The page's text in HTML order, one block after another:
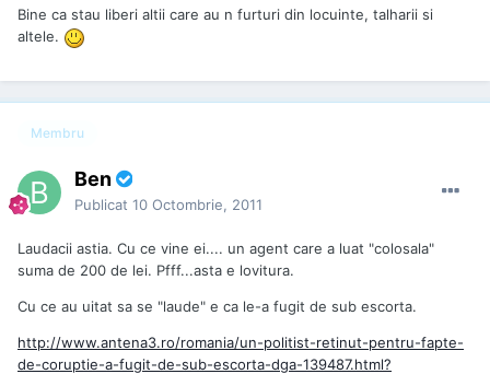
Bine ca stau liberi altii care au n furturi din locuinte, talharii si
altele.
Membru
Ben
Publicat 10 Octombrie, 2011
Laudacii astia. Cu ce vine ei.... un agent care a luat "colosala"
suma de 200 de lei. Pfff...asta e lovitura.
Cu ce au uitat sa se "laude" e ca le-a fugit de sub escorta.
http://www.antena3.ro/romania/un-politist-retinut-pentru-fapte-
de-coruptie-a-fugit-de-sub-escorta-dga-139487.html?